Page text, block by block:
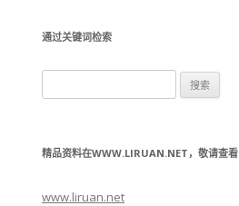
通过关键词检索
索：
精品资料在WWW.LIRUAN.NET，敬请查看
www.liruan.net